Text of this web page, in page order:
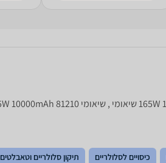
כיסויים לסלולריים תיקון סלולריים וטאבלטים